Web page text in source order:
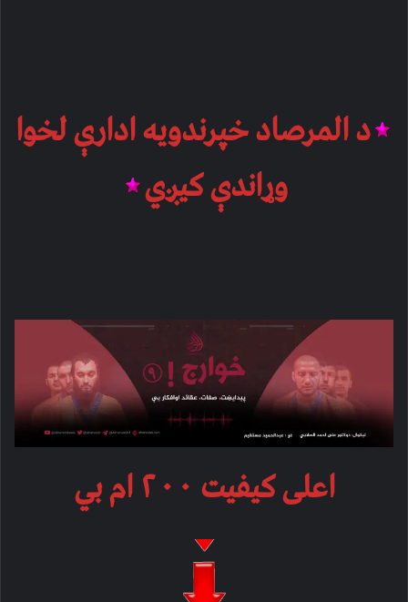
د المرصاد خپرندویه ادارې لخوا
وړاندې کیږي
اعلی کیفیت ۲۰۰ ام بي